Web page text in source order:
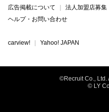
広告掲載について
法人加盟店募集
ヘルプ・お問い合わせ
carview! Yahoo! JAPAN
©Recruit Co., Ltd.
© LY